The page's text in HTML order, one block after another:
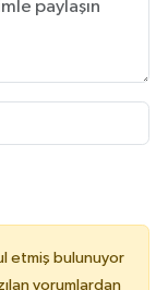
etmiş bulunuyor
yorumlardan